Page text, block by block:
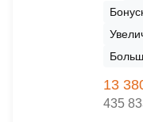
13
435